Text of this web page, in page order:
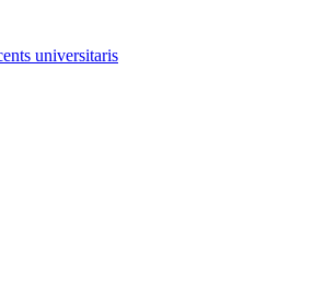
universitaris